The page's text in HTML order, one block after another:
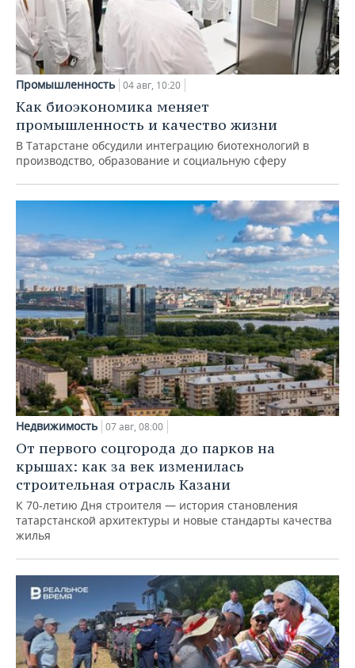
Промышленность 04 авг, 10:20
Как биоэкономика меняет
промышленность и качество жизни
В Татарстане обсудили интеграцию биотехнологий в
производство, образование и социальную сферу
Недвижимость 07 авг, 08:00
От первого соцгорода до парков на
крышах: как за век изменилась
строительная отрасль Казани
К 70-летию Дня строителя — история становления
татарстанской архитектуры и новые стандарты качества
жилья